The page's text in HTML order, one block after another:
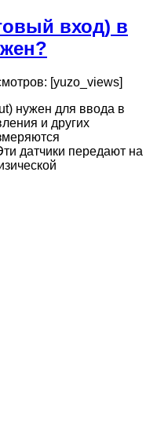
вход) в
[yuzo_views]
нужен для ввода в
и других
датчики передают на